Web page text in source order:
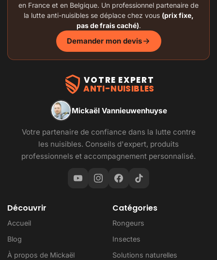
en France et en Belgique. Un professionnel partenaire de
la lutte anti-nuisibles se déplace chez vous (prix fixe,
pas de frais caché).
Demander mon devis
VOTRE EXPERT
ANTI-NUISIBLES
Mickaël Vannieuwenhuyse
Votre partenaire de confiance dans la lutte contre
les nuisibles. Conseils d'expert, produits
professionnels et accompagnement personnalisé.
Découvrir
Accueil
Blog
À propos de Mickaël
Catégories
Rongeurs
Insectes
Solutions naturelles